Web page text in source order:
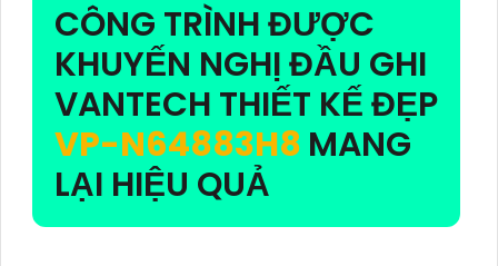
CÔNG TRÌNH ĐƯỢC
KHUYẾN NGHỊ ĐẦU GHI
VANTECH THIẾT KẾ ĐẸP
VP-N64883H8 MANG
LẠI HIỆU QUẢ